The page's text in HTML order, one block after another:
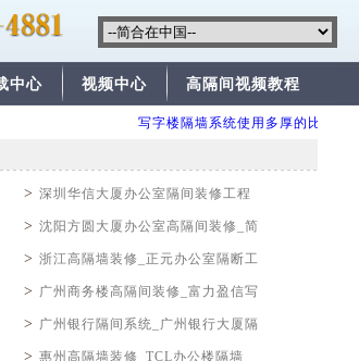
中心 视频中心 高隔间视频教程
写字楼隔墙系统使用多厚的比较安全？
> 深圳华信大厦办公室隔间装修工程
> 沈阳方圆大厦办公室高隔间装修_简
> 浙江高隔墙装修_正元办公室隔断工
> 广州商务楼高隔间装修_富力盈信写
> 广州银行隔间系统_广州银行大厦隔
> 惠州高隔墙装修_TCL办公楼隔墙